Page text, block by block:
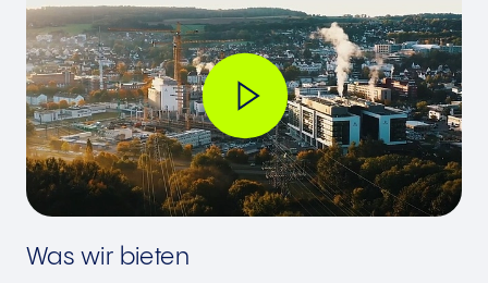
Was wir bieten